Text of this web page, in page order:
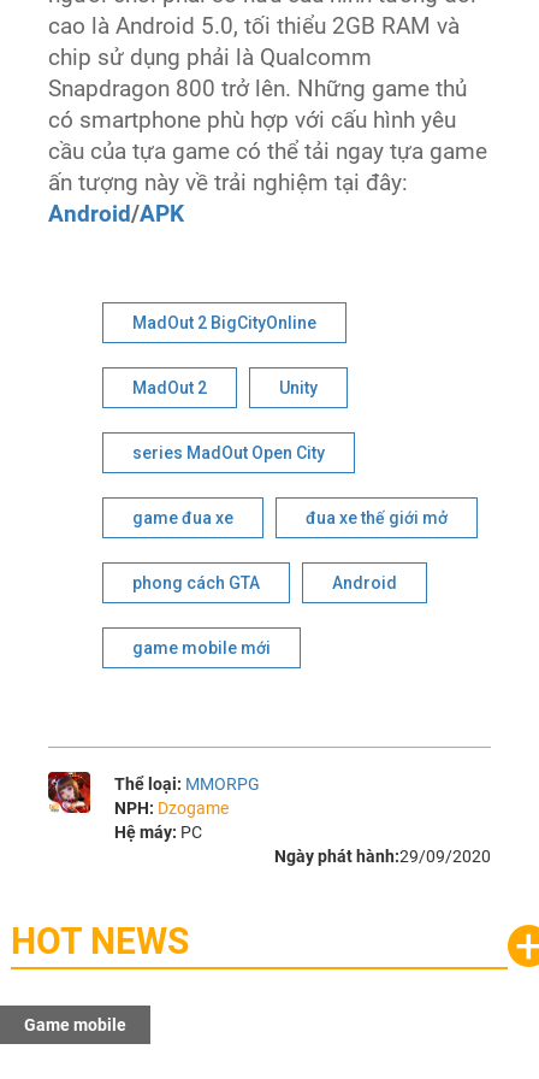
cao là Android 5.0, tối thiểu 2GB RAM và
chip sử dụng phải là Qualcomm
Snapdragon 800 trở lên. Những game thủ
có smartphone phù hợp với cấu hình yêu
cầu của tựa game có thể tải ngay tựa game
ấn tượng này về trải nghiệm tại đây:
Android/APK
MadOut 2 BigCityOnline
MadOut 2 Unity
series MadOut Open City
game đua xe đua xe thế giới mở
phong cách GTA Android
game mobile mới
Thể loại: MMORPG
NPH: Dzogame
Hệ máy: PC
Ngày phát hành:29/09/2020
HOT NEWS
Game mobile